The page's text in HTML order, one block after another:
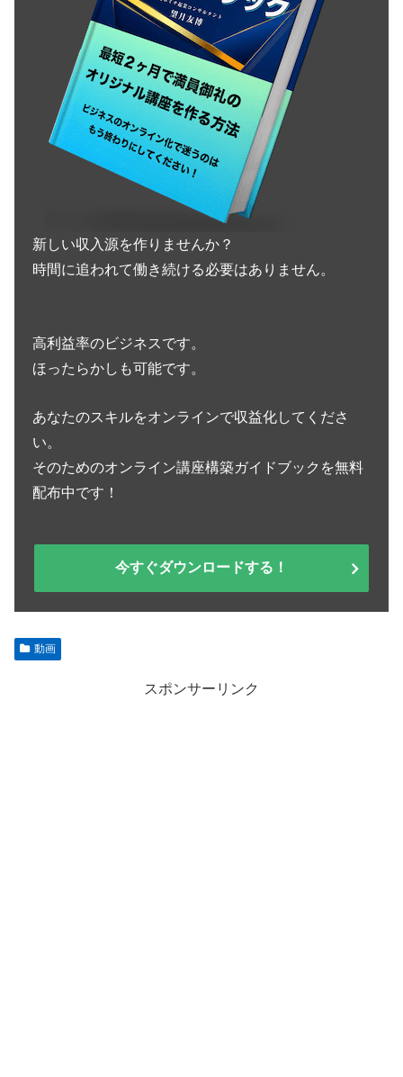
新しい収入源を作りませんか？
時間に追われて働き続ける必要はありません。
高利益率のビジネスです。
ほったらかしも可能です。
あなたのスキルをオンラインで収益化してくださ
い。
そのためのオンライン講座構築ガイドブックを無料
配布中です！
今すぐダウンロードする！
動画
スポンサーリンク